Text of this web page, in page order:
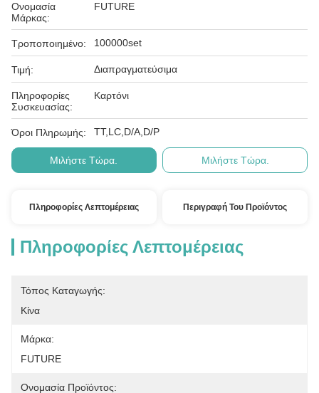
Ονομασία
Μάρκας:
FUTURE
Τροποποιημένο: 100000set
Τιμή: Διαπραγματεύσιμα
Πληροφορίες
Συσκευασίας:
Καρτόνι
Όροι Πληρωμής: ΤΤ,LC,D/A,D/P
Μιλήστε Τώρα. Μιλήστε Τώρα.
Πληροφορίες Λεπτομέρειας Περιγραφή Του Προϊόντος
Πληροφορίες Λεπτομέρειας
Τόπος Καταγωγής:
Κίνα
Μάρκα:
FUTURE
Ονομασία Προϊόντος: